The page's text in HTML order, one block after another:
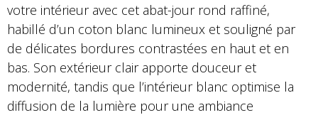
votre intérieur avec cet abat-jour rond raffiné,
habillé d’un coton blanc lumineux et souligné par
de délicates bordures contrastées en haut et en
bas. Son extérieur clair apporte douceur et
modernité, tandis que l’intérieur blanc optimise la
diffusion de la lumière pour une ambiance